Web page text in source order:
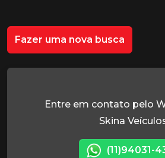
Fazer uma nova busca
Entre em contato pelo
Skina
(11)94031-